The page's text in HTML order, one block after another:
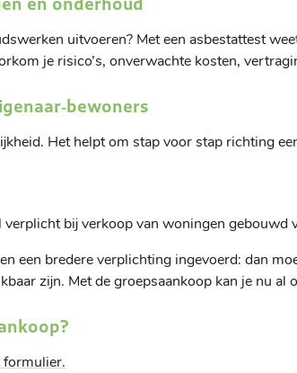
uitvoeren? Met een asbestattest
je risico’s, onverwachte kosten,
Het helpt om stap voor stap richting
verplicht bij verkoop van woningen gebouwd
een bredere verplichting ingevoerd: dan
zijn. Met de groepsaankoop kan je nu al
formulier.